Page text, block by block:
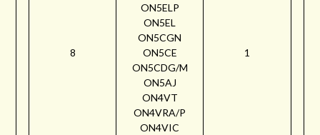
8
ON5ELP
ON5EL
ON5CGN
ON5CE
ON5CDG/M
ON5AJ
ON4VT
ON4VRA/P
ON4VIC
1